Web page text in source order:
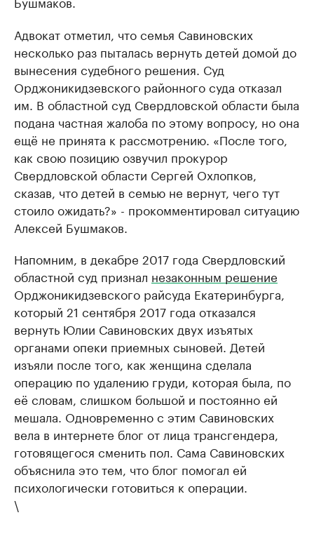
Адвокат отметил, что семья Савиновских
несколько раз пыталась вернуть детей домой до
вынесения судебного решения. Суд
Орджоникидзевского районного суда отказал
им. В областной суд Свердловской области была
подана частная жалоба по этому вопросу, но она
ещё не принята к рассмотрению. «После того,
как свою позицию озвучил прокурор
Свердловской области Сергей Охлопков,
сказав, что детей в семью не вернут, чего тут
стоило ожидать?» - прокомментировал ситуацию
Алексей Бушмаков.
Напомним, в декабре 2017 года Свердловский
областной суд признал незаконным решение
Орджоникидзевского райсуда Екатеринбурга,
который 21 сентября 2017 года отказался
вернуть Юлии Савиновских двух изъятых
органами опеки приемных сыновей. Детей
изъяли после того, как женщина сделала
операцию по удалению груди, которая была, по
её словам, слишком большой и постоянно ей
мешала. Одновременно с этим Савиновских
вела в интернете блог от лица трансгендера,
готовящегося сменить пол. Сама Савиновских
объяснила это тем, что блог помогал ей
психологически готовиться к операции.
\